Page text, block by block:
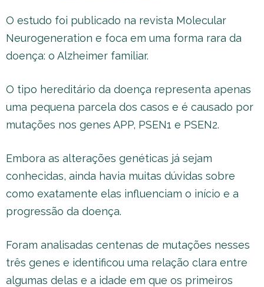
O estudo foi publicado na revista Molecular
Neurogeneration e foca em uma forma rara da
doença: o Alzheimer familiar.
O tipo hereditário da doença representa apenas
uma pequena parcela dos casos e é causado por
mutações nos genes APP, PSEN1 e PSEN2.
Embora as alterações genéticas já sejam
conhecidas, ainda havia muitas dúvidas sobre
como exatamente elas influenciam o início e a
progressão da doença.
Foram analisadas centenas de mutações nesses
três genes e identificou uma relação clara entre
algumas delas e a idade em que os primeiros